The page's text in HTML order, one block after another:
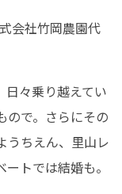
会社竹岡農園代
日々乗り越えてい
ので。さらにその
うちえん、里山レ
トでは結婚も。